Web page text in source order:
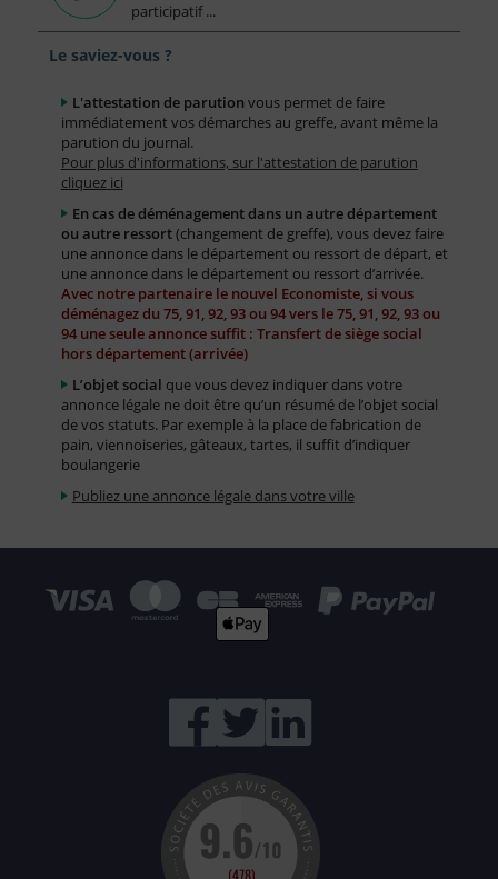
participatif ...
Le saviez-vous ?
L'attestation de parution vous permet de faire
immédiatement vos démarches au greffe, avant même la
parution du journal.
Pour plus d'informations, sur l'attestation de parution
cliquez ici
En cas de déménagement dans un autre département
ou autre ressort(changement de greffe), vous devez faire
une annonce dans le département ou ressort de départ, et
une annonce dans le département ou ressort d’arrivée.
Avec notre partenaire le nouvel Economiste, si vous
déménagez du 75, 91, 92, 93 ou 94 vers le 75, 91, 92, 93 ou
94 une seule annonce suffit : Transfert de siège social
hors département (arrivée)
L’objet social que vous devez indiquer dans votre
annonce légale ne doit être qu’un résumé de l’objet social
de vos statuts. Par exemple à la place de fabrication de
pain, viennoiseries, gâteaux, tartes, il suffit d’indiquer
boulangerie
Publiez une annonce légale dans votre ville